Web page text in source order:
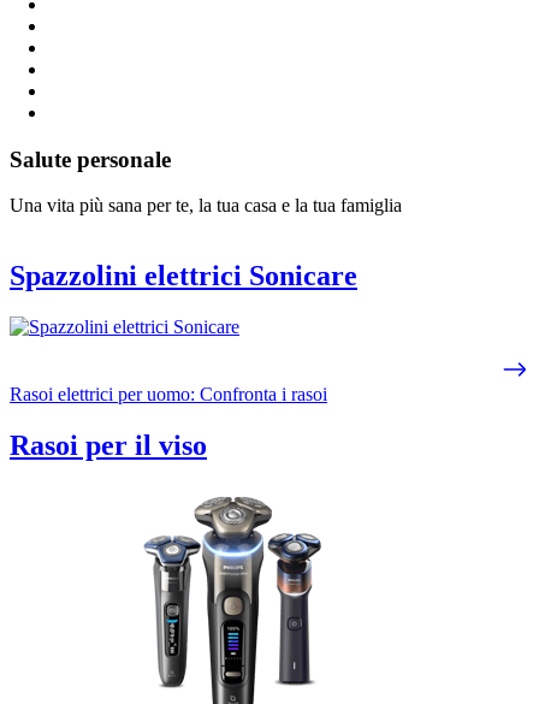
Salute personale
Una vita più sana per te, la tua casa e la tua famiglia
Spazzolini elettrici Sonicare
Rasoi elettrici per uomo: Confronta i rasoi
Rasoi per il viso